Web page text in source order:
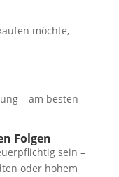
möchte,
– am besten
Folgen
sein –
oder hohem